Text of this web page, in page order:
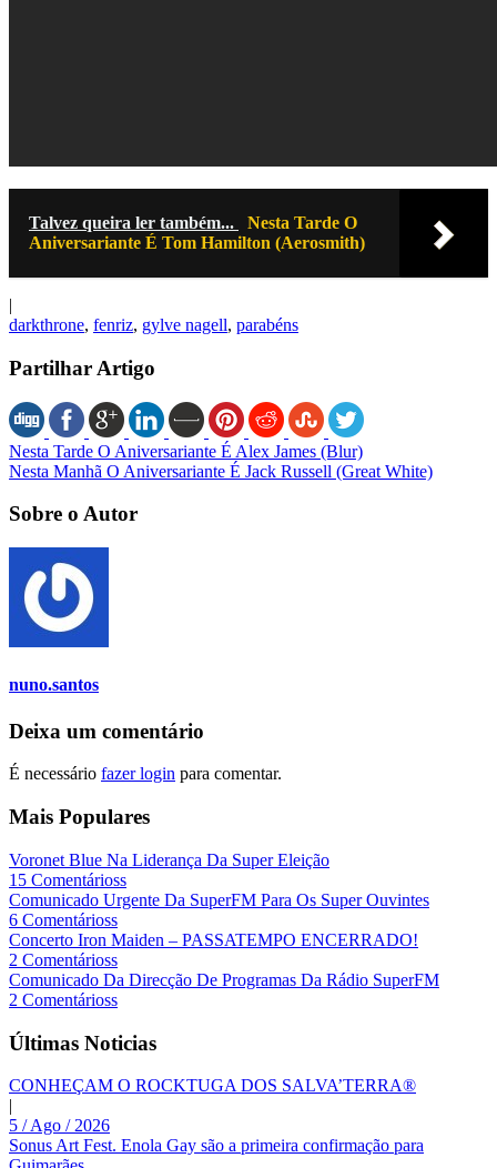
Talvez queira ler também...
Nesta Tarde O
Aniversariante É Tom Hamilton (Aerosmith)
|
darkthrone, fenriz, gylve nagell, parabéns
Partilhar Artigo
Nesta Tarde O Aniversariante É Alex James (Blur)
Nesta Manhã O Aniversariante É Jack Russell (Great White)
Sobre o Autor
nuno.santos
Deixa um comentário
É necessário fazer login para comentar.
Mais Populares
Voronet Blue Na Liderança Da Super Eleição
15 Comentárioss
Comunicado Urgente Da SuperFM Para Os Super Ouvintes
6 Comentárioss
Concerto Iron Maiden – PASSATEMPO ENCERRADO!
2 Comentárioss
Comunicado Da Direcção De Programas Da Rádio SuperFM
2 Comentárioss
Últimas Noticias
CONHEÇAM O ROCKTUGA DOS SALVA’TERRA®
|
5 / Ago / 2026
Sonus Art Fest. Enola Gay são a primeira confirmação para